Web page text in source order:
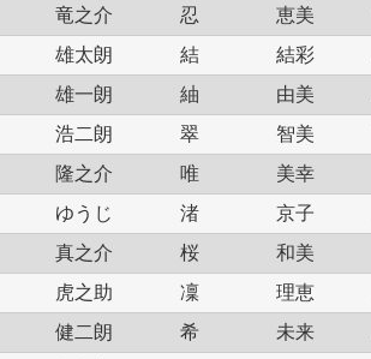
竜之介 忍 恵美
雄太朗 結 結彩
雄一朗 紬 由美
浩二朗 翠 智美
隆之介 唯 美幸
ゆうじ 渚 京子
真之介 桜 和美
虎之助 凜 理恵
健二朗 希 未来